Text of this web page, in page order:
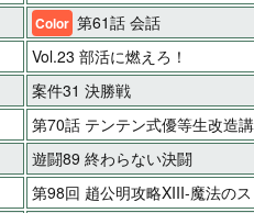
Color 第61話 会話
Vol.23 部活に燃えろ！
案件31 決勝戦
第70話 テンテン式優等生改造
遊闘89 終わらない決闘
第98回 趙公明攻略XIII-魔法の